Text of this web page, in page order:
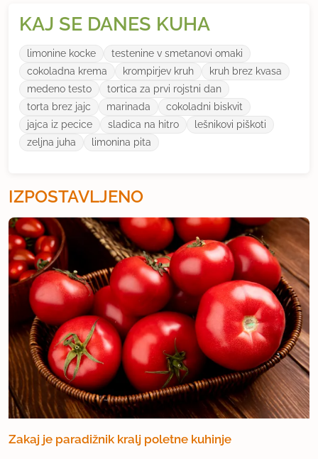
KAJ SE DANES KUHA
limonine kocke
testenine v smetanovi omaki
cokoladna krema
krompirjev kruh
kruh brez kvasa
medeno testo
tortica za prvi rojstni dan
torta brez jajc
marinada
cokoladni biskvit
jajca iz pecice
sladica na hitro
lešnikovi piškoti
zeljna juha
limonina pita
IZPOSTAVLJENO
Zakaj je paradižnik kralj poletne kuhinje